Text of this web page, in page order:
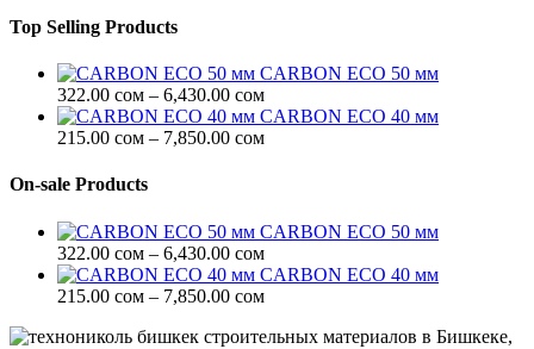
7,850.00 сом
Top Selling Products
CARBON ECO 50 мм
322.00 сом – 6,430.00 сомДиапазон
цен:
322.00 сом
CARBON ECO 40 мм
215.00 сом – 7,850.00 сомДиапазон
7,850.00 сом
On-sale Products
CARBON ECO 50 мм
322.00 сом – 6,430.00 сомДиапазон
цен:
322.00 сом
6,430.00 сом
CARBON ECO 40 мм
215.00 сом – 7,850.00 сомДиапазон
215.00 сом